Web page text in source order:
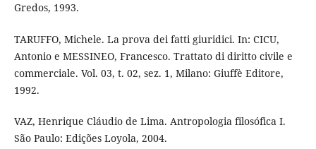
Gredos, 1993.
TARUFFO, Michele. La prova dei fatti giuridici. In: CICU,
Antonio e MESSINEO, Francesco. Trattato di diritto civile e
commerciale. Vol. 03, t. 02, sez. 1, Milano: Giuffè Editore,
1992.
VAZ, Henrique Cláudio de Lima. Antropologia filosófica I.
São Paulo: Edições Loyola, 2004.